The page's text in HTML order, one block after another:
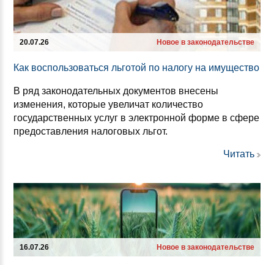
20.07.26 Новое в законодательстве
Как вос­поль­зо­ваться ль­го­той по на­ло­гу на иму­щес­тво
В ряд законодательных документов внесены
изменения, которые увеличат количество
государственных услуг в электронной форме в сфере
предоставления налоговых льгот.
Читать
16.07.26 Новое в законодательстве